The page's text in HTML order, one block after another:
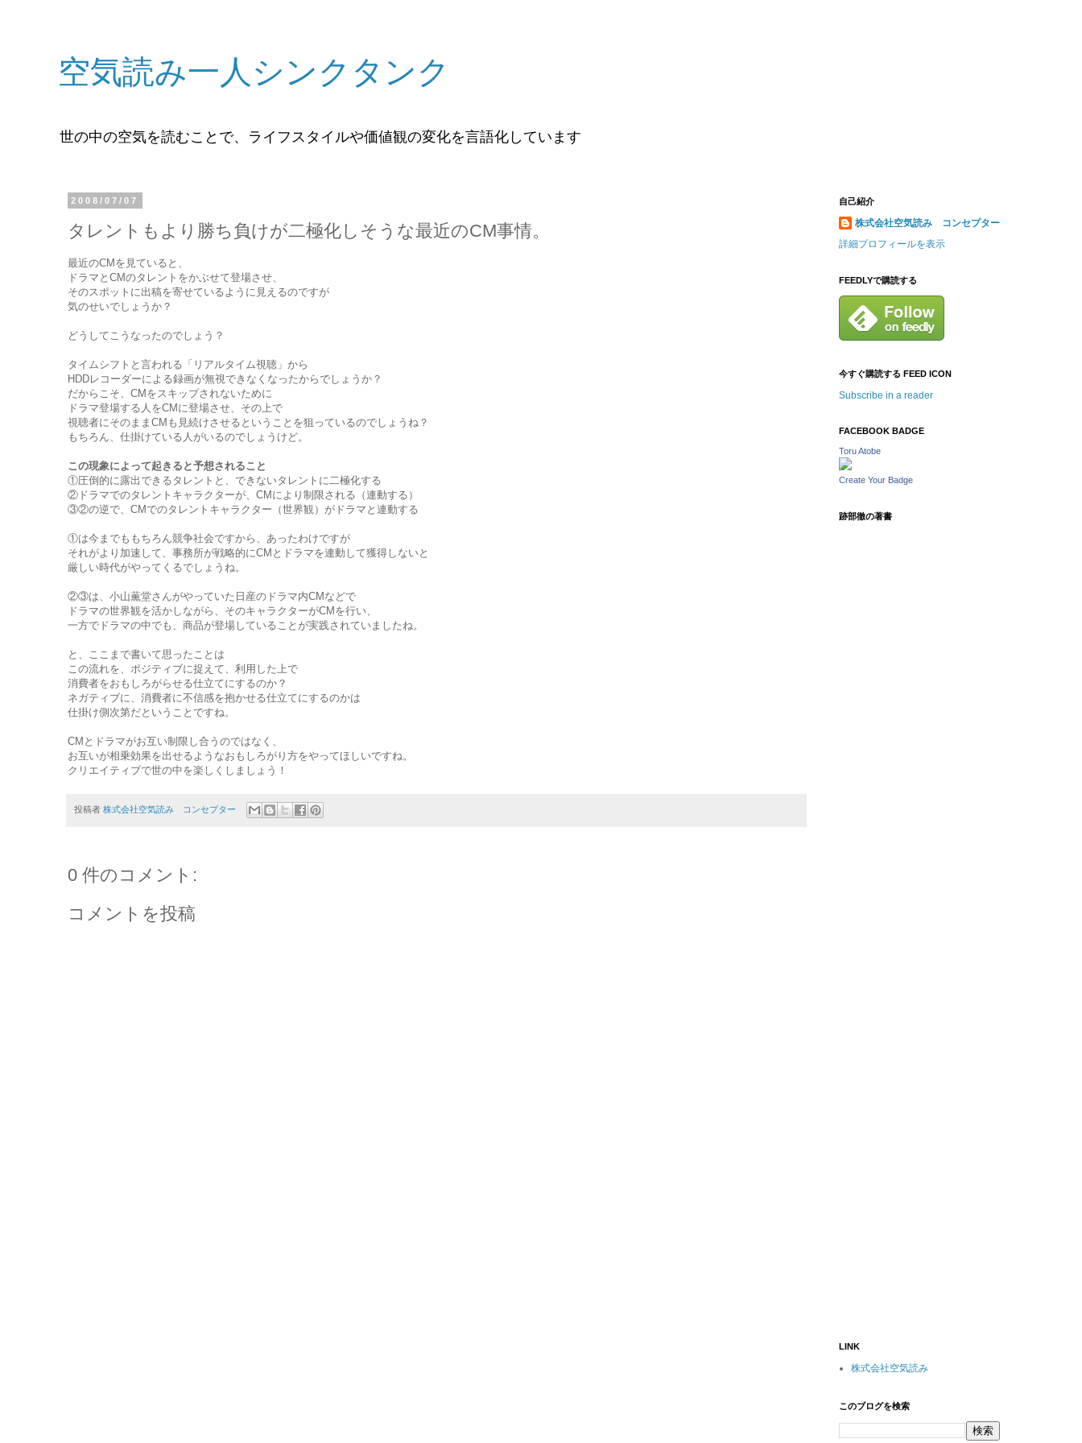
空気読み一人シンクタンク
世の中の空気を読むことで、ライフスタイルや価値観の変化を言語化しています
2008/07/07
タレントもより勝ち負けが二極化しそうな最近のCM事情。
最近のCMを見ていると、
ドラマとCMのタレントをかぶせて登場させ、
そのスポットに出稿を寄せているように見えるのですが
気のせいでしょうか？
どうしてこうなったのでしょう？
タイムシフトと言われる「リアルタイム視聴」から
HDDレコーダーによる録画が無視できなくなったからでしょうか？
だからこそ、CMをスキップされないために
ドラマ登場する人をCMに登場させ、その上で
視聴者にそのままCMも見続けさせるということを狙っているのでしょうね？
もちろん、仕掛けている人がいるのでしょうけど。
この現象によって起きると予想されること
①圧倒的に露出できるタレントと、できないタレントに二極化する
②ドラマでのタレントキャラクターが、CMにより制限される（連動する）
③②の逆で、CMでのタレントキャラクター（世界観）がドラマと連動する
①は今までももちろん競争社会ですから、あったわけですが
それがより加速して、事務所が戦略的にCMとドラマを連動して獲得しないと
厳しい時代がやってくるでしょうね。
②③は、小山薫堂さんがやっていた日産のドラマ内CMなどで
ドラマの世界観を活かしながら、そのキャラクターがCMを行い、
一方でドラマの中でも、商品が登場していることが実践されていましたね。
と、ここまで書いて思ったことは
この流れを、ポジティブに捉えて、利用した上で
消費者をおもしろがらせる仕立てにするのか？
ネガティブに、消費者に不信感を抱かせる仕立てにするのかは
仕掛け側次第だということですね。
CMとドラマがお互い制限し合うのではなく、
お互いが相乗効果を出せるようなおもしろがり方をやってほしいですね。
クリエイティブで世の中を楽しくしましょう！
投稿者 株式会社空気読み コンセプター
0 件のコメント:
コメントを投稿
自己紹介
株式会社空気読み コンセプター
詳細プロフィールを表示
FEEDLYで購読する
今すぐ購読する FEED ICON
Subscribe in a reader
FACEBOOK BADGE
Toru Atobe
Create Your Badge
跡部徹の著書
LINK
株式会社空気読み
このブログを検索